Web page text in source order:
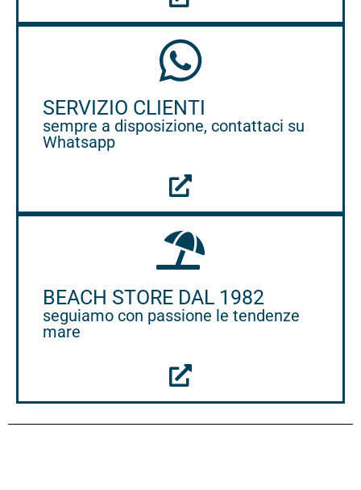
SERVIZIO CLIENTI
sempre a disposizione, contattaci su
Whatsapp
BEACH STORE DAL 1982
seguiamo con passione le tendenze
mare